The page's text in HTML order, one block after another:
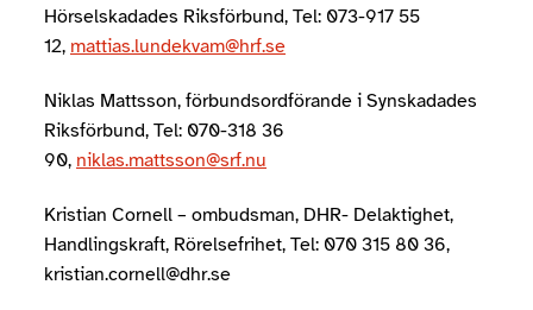
Hörselskadades Riksförbund, Tel: 073-917 55
12, mattias.lundekvam@hrf.se
Niklas Mattsson, förbundsordförande i Synskadades
Riksförbund, Tel: 070-318 36
90, niklas.mattsson@srf.nu
Kristian Cornell – ombudsman, DHR- Delaktighet,
Handlingskraft, Rörelsefrihet, Tel: 070 315 80 36,
kristian.cornell@dhr.se